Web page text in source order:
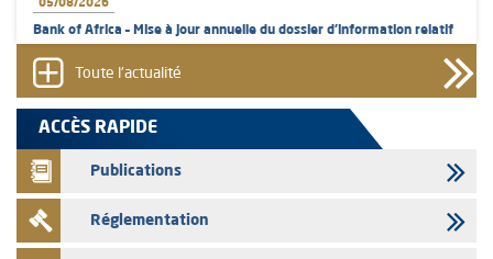
05/08/2026
Bank of Africa – Mise à jour annuelle du dossier d’information relatif
05/08/2026
L’AMMC met sur son site internet les publications réalisées par les
émetteurs en date du 5 août 2026
04/08/2026
L’AMMC met sur son site internet les publications réalisées par les
émetteurs en date du 4 août 2026
Toute l'actualité
ACCÈS RAPIDE
Publications
Réglementation